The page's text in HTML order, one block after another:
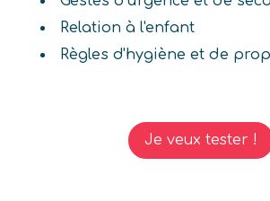
Relation à l'enfant
Règles d'hygiène et de
Je veux tester !